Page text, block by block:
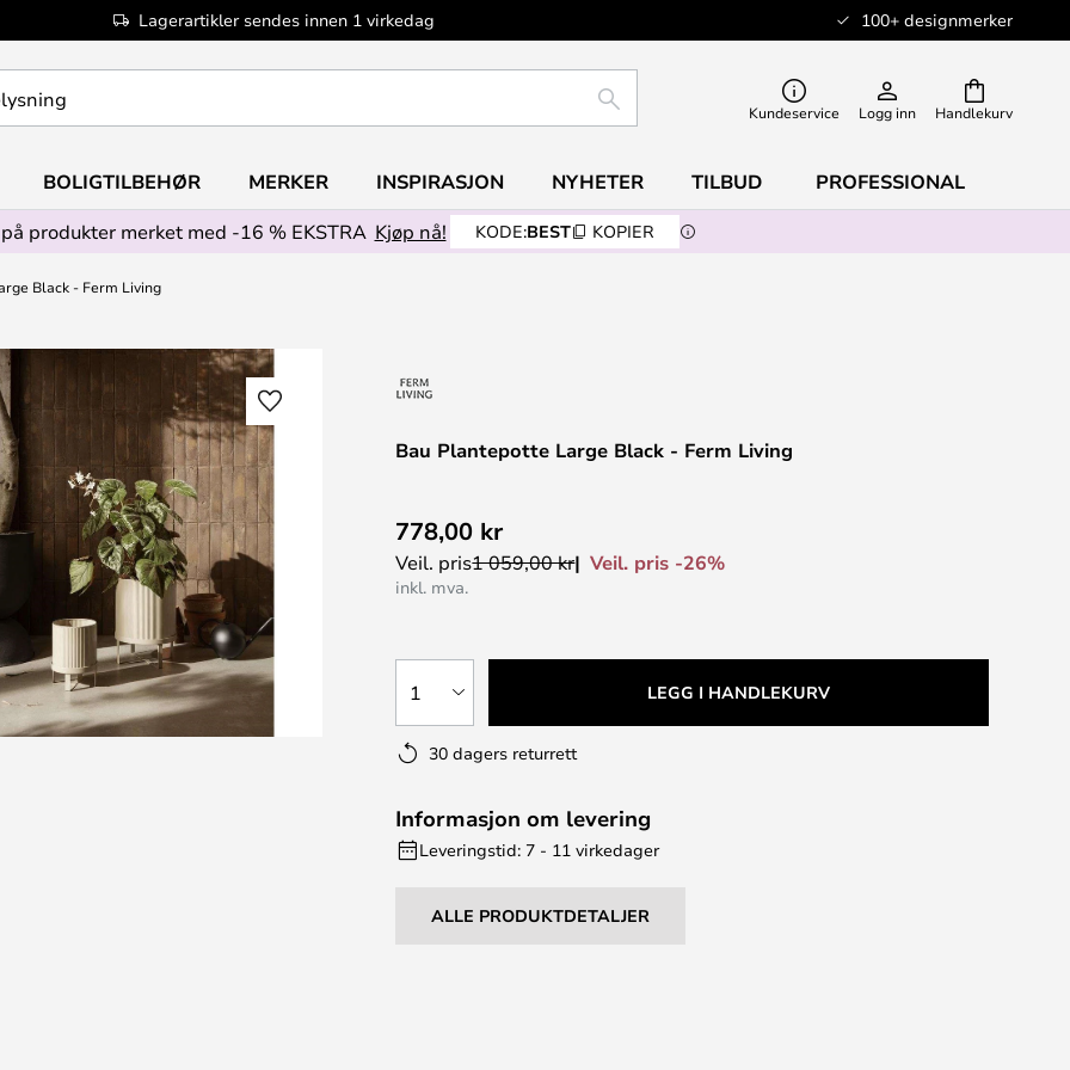
Lagerartikler sendes innen 1 virkedag 100+ designmerker
Handlekurv
SØK Kundeservice Logg inn
BOLIGTILBEHØR MERKER INSPIRASJON NYHETER TILBUD
PROFESSIONAL
produkter merket med -16 % EKSTRA Kjøp nå! KODE:BEST KOPIER
Black - Ferm Living
Bau Plantepotte Large Black - Ferm Living
778,00 kr
Veil. pris1 059,00 kr Veil. pris -26%
inkl. mva.
1 LEGG I HANDLEKURV
30 dagers returrett
Informasjon om levering
Leveringstid: 7 - 11 virkedager
ALLE PRODUKTDETALJER